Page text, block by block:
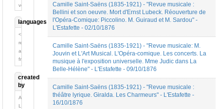
voyage)
Biographie
Correspondance
public
Ecrit
auto-
analytique
Entretien
languages
<no
relation>
anglais
français
created
by
Alexis
Longefay
Camille Saint-Saëns (1835-1921) - "Revue musicale :
Bellini et son oeuvre. Mort d'Ernst Lubeck. Réouverture de
l'Opéra-Comique: Piccolino. M. Guiraud et M. Sardou" -
L'Estafette - 02/10/1876
Camille Saint-Saëns (1835-1921) - "Revue musicale: M.
Jouvin et L'Art Musical. L'Opéra-comique. Les concerts. La
musique à l'exposition universelle. Mme Judic dans La
Belle-Hélène" - L'Estafette - 09/10/1876
Camille Saint-Saëns (1835-1921) - "Revue musicale :
théâtre lyrique. Giralda. Les Charmeurs" - L'Estafette -
16/10/1876